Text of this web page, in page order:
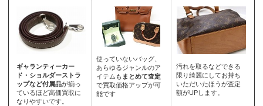
ギャランティーカー
ド・ショルダーストラ
ップなど付属品が揃っ
ているほど高価買取に
なりやすいです。
使っていないバッグ、
あらゆるジャンルのア
イテムも まとめて査定
で買取価格アップが可
能です
汚れを取るなどできる
限り綺麗にしてお持ち
いただいたほうが査定
額がUPします。